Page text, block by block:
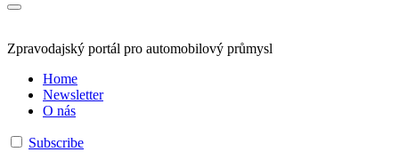
Zpravodajský portál pro automobilový průmysl
Home
Newsletter
O nás
Subscribe